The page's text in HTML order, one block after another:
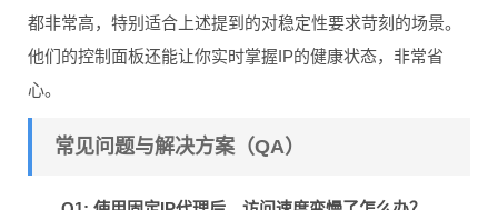
都非常高，特别适合上述提到的对稳定性要求苛刻的场景。
他们的控制面板还能让你实时掌握IP的健康状态，非常省
心。
常见问题与解决方案（QA）